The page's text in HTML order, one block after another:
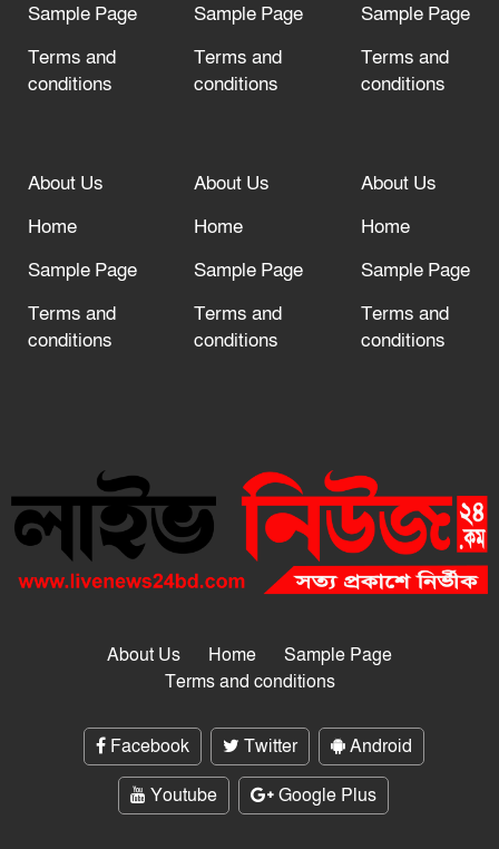
Sample Page
Terms and
conditions
Sample Page
Terms and
conditions
Sample Page
Terms and
conditions
About Us
Home
Sample Page
Terms and
conditions
About Us
Home
Sample Page
Terms and
conditions
About Us
Home
Sample Page
Terms and
conditions
About Us Home
Sample Page
Terms and conditions
Facebook Twitter
Android
Youtube
Google Plus